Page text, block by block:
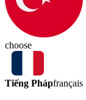
choose
Tiếng Phápfrançais